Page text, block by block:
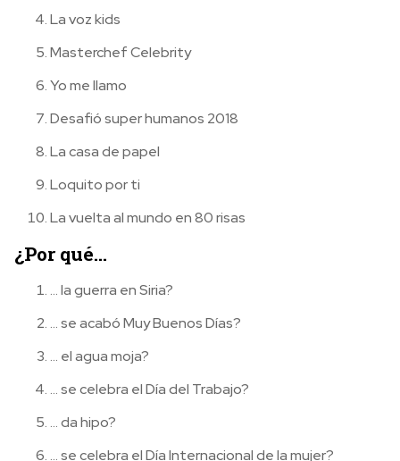
La voz kids
Masterchef Celebrity
Yo me llamo
Desafió super humanos 2018
La casa de papel
Loquito por ti
La vuelta al mundo en 80 risas
¿Por qué…
… la guerra en Siria?
… se acabó Muy Buenos Días?
… el agua moja?
… se celebra el Día del Trabajo?
… da hipo?
… se celebra el Día Internacional de la mujer?